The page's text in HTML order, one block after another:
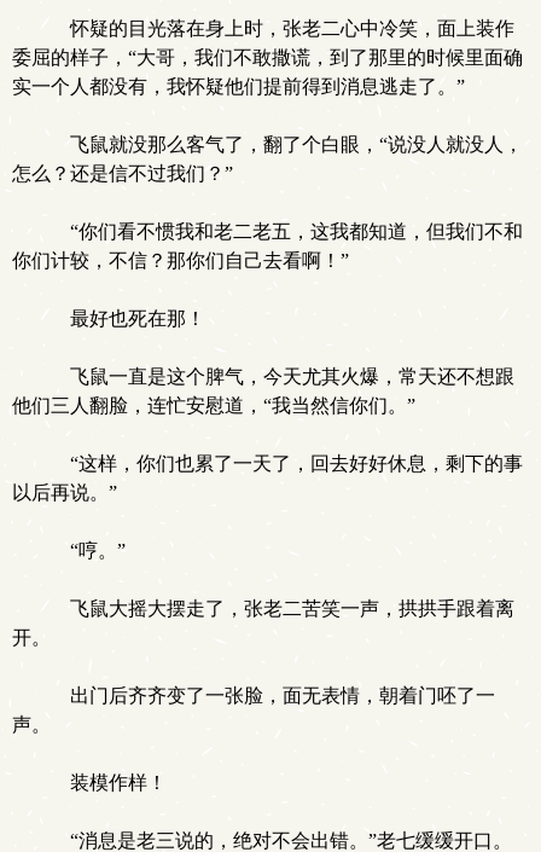
怀疑的目光落在身上时，张老二心中冷笑，面上装作
委屈的样子，“大哥，我们不敢撒谎，到了那里的时候里面确
实一个人都没有，我怀疑他们提前得到消息逃走了。”
飞鼠就没那么客气了，翻了个白眼，“说没人就没人，
怎么？还是信不过我们？”
“你们看不惯我和老二老五，这我都知道，但我们不和
你们计较，不信？那你们自己去看啊！”
最好也死在那！
飞鼠一直是这个脾气，今天尤其火爆，常天还不想跟
他们三人翻脸，连忙安慰道，“我当然信你们。”
“这样，你们也累了一天了，回去好好休息，剩下的事
以后再说。”
“哼。”
飞鼠大摇大摆走了，张老二苦笑一声，拱拱手跟着离
开。
出门后齐齐变了一张脸，面无表情，朝着门呸了一
声。
装模作样！
“消息是老三说的，绝对不会出错。”老七缓缓开口。